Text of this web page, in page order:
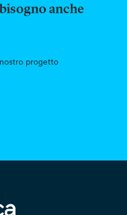
anche
progetto